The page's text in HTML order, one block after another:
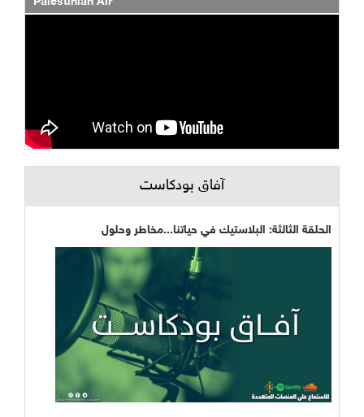
آفاق بودكاست
الحلقة الثالثة: البلاستيك في حياتنا...مخاطر وحلول